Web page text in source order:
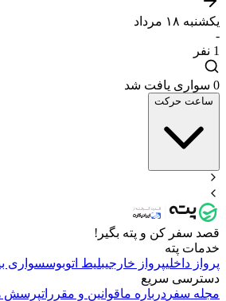
یکشنبه ۱۸ مرداد
-
1 نفر
0 سواری یافت شد
ساعت حرکت
قصد سفر کن و پته بگیر!
خدمات پته
پرواز داخلیپرواز خارجیبلیط اتوبوسسواری
دسترسی سریع
مجله سفر درباره ماقوانین و مقرراتپرسش